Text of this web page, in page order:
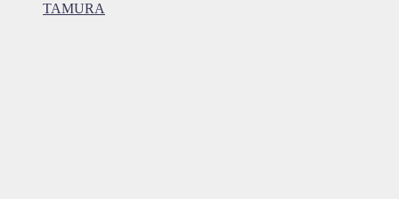
TAMURA